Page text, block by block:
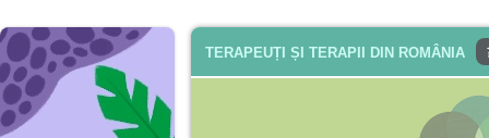
TERAPEUȚI ȘI TERAPII DIN ROMÂNIA